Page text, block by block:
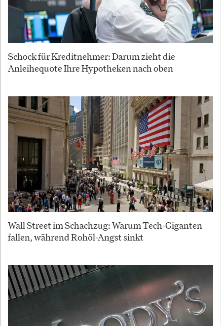
Schock für Kreditnehmer: Darum zieht die
Anleihequote Ihre Hypotheken nach oben
Wall Street im Schachzug: Warum Tech-Giganten
fallen, während Rohöl-Angst sinkt